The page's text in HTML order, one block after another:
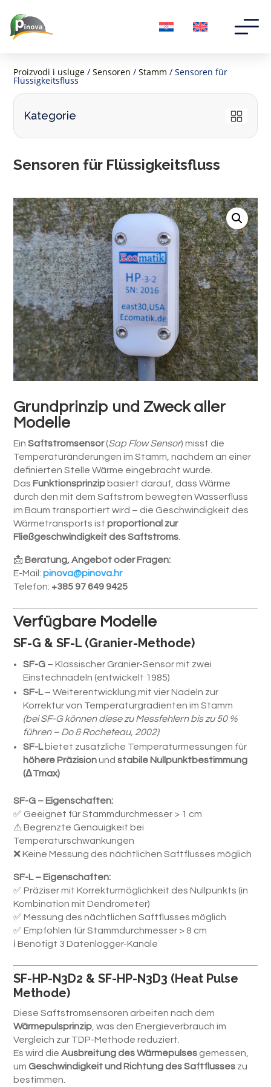
Proizvodi i usluge /Sensoren /Stamm / Sensoren für
Flüssigkeitsfluss
Kategorie
Sensoren für Flüssigkeitsfluss
Grundprinzip und Zweck aller
Modelle
EinSaftstromsensor(Sap Flow Sensor) misst die
Temperaturänderungen im Stamm, nachdem an einer
definierten Stelle Wärme eingebracht wurde.
Das Funktionsprinzip basiert darauf, dass Wärme
durch den mit dem Saftstrom bewegten Wasserfluss
im Baum transportiert wird – die Geschwindigkeit des
Wärmetransports istproportional zur
Fließgeschwindigkeit des Saftstroms.
📩 Beratung, Angebot oder Fragen:
E-Mail:pinova@pinova.hr
Telefon: +385 97 649 9425
Verfügbare Modelle
SF-G & SF-L (Granier-Methode)
SF-G – Klassischer Granier-Sensor mit zwei
Einstechnadeln (entwickelt 1985)
SF-L– Weiterentwicklung mit vier Nadeln zur
Korrektur von Temperaturgradienten im Stamm
(bei SF-G können diese zu Messfehlern bis zu 50 %
führen – Do & Rocheteau, 2002)
SF-Lbietet zusätzliche Temperaturmessungen für
höhere Präzisionundstabile Nullpunktbestimmung
(ΔTmax)
SF-G – Eigenschaften:
✅ Geeignet für Stammdurchmesser > 1 cm
⚠ Begrenzte Genauigkeit bei
Temperaturschwankungen
❌ Keine Messung des nächtlichen Saftflusses möglich
SF-L – Eigenschaften:
✅ Präziser mit Korrekturmöglichkeit des Nullpunkts (in
Kombination mit Dendrometer)
✅ Messung des nächtlichen Saftflusses möglich
✅ Empfohlen für Stammdurchmesser > 8 cm
ℹ Benötigt 3 Datenlogger-Kanäle
SF-HP-N3D2 & SF-HP-N3D3 (Heat Pulse
Methode)
Diese Saftstromsensoren arbeiten nach dem
Wärmepulsprinzip, was den Energieverbrauch im
Vergleich zur TDP-Methode reduziert.
Es wird dieAusbreitung des Wärmepulses gemessen,
umGeschwindigkeit und Richtung des Saftflusses zu
bestimmen.